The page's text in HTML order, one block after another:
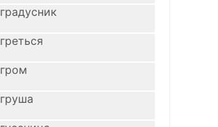
градусник
греться
гром
груша